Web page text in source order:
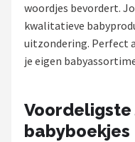
Jollein
Chouette-
Happy Horse
woordjes bevordert.
kwalitatieve
uitzondering. Perfect
je eigen
Voordeligste
babyboekjes